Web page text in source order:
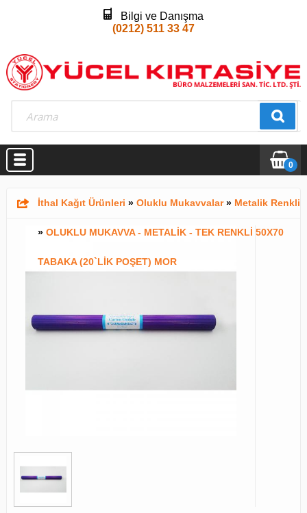
Bilgi ve Danışma
(0212) 511 33 47
0
İthal Kağıt Ürünleri » Oluklu Mukavvalar» Metalik Renkli
» OLUKLU MUKAVVA - METALİK - TEK RENKLİ 50X70
TABAKA (20`LİK POŞET) MOR